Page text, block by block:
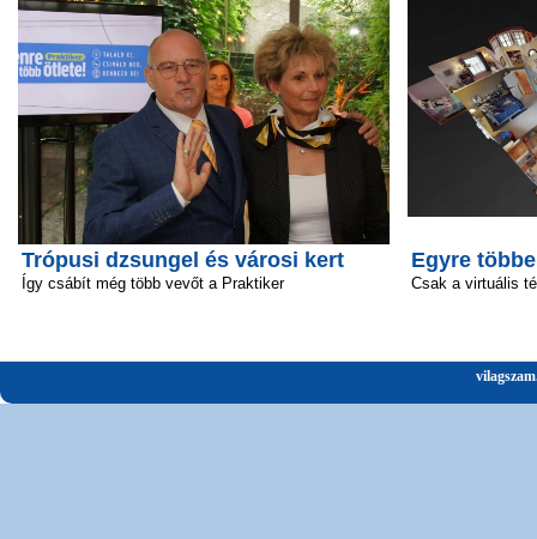
Trópusi dzsungel és városi kert
Így csábít még több vevőt a Praktiker
Egyre
Csak a virtuális